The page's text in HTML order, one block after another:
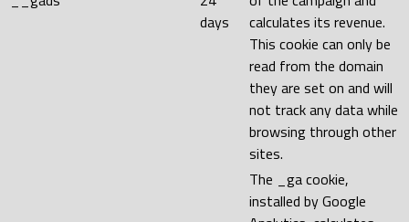
days
calculates its revenue.
This cookie can only be
read from the domain
they are set on and will
not track any data while
browsing through other
sites.
The _ga cookie,
installed by Google